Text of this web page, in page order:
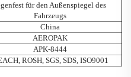
für den Außenspiegel des
Fahrzeugs
China
AEROPAK
APK-8444
ROSH, SGS, SDS, ISO9001